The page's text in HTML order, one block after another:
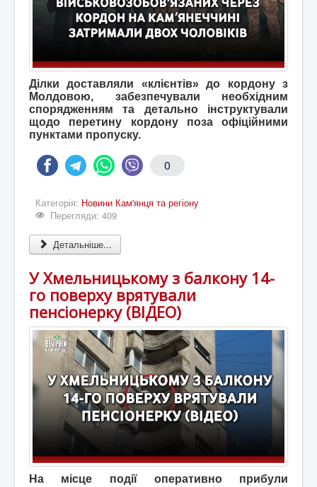
Ділки доставляли «клієнтів» до кордону з
Молдовою, забезпечували необхідним
спорядженням та детально інструктували
щодо перетину кордону поза офіційними
пунктами пропуску.
0
Категорія: Новини Кам'янця та регіону
Перегляди: 409
Детальніше...
У Хмельницькому з балкону 14-
го поверху врятували
пенсіонерку (ВІДЕО)
На місце події оперативно прибули